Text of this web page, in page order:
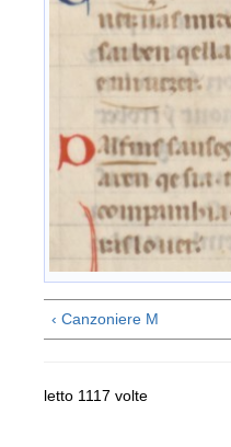
‹ Canzoniere M
letto 1117 volte